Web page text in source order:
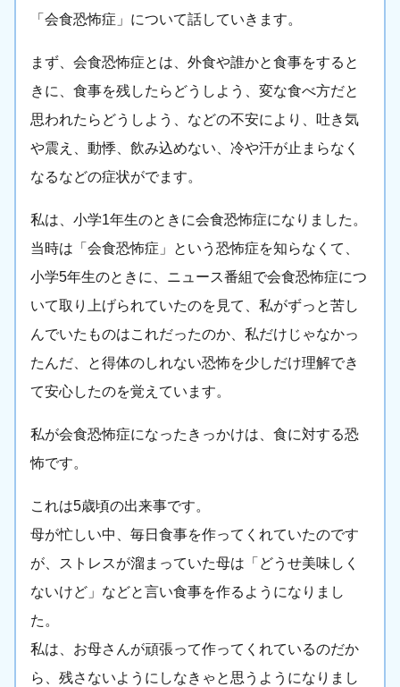
「会食恐怖症」について話していきます。
まず、会食恐怖症とは、外食や誰かと食事をすると
きに、食事を残したらどうしよう、変な食べ方だと
思われたらどうしよう、などの不安により、吐き気
や震え、動悸、飲み込めない、冷や汗が止まらなく
なるなどの症状がでます。
私は、小学1年生のときに会食恐怖症になりました。
当時は「会食恐怖症」という恐怖症を知らなくて、
小学5年生のときに、ニュース番組で会食恐怖症につ
いて取り上げられていたのを見て、私がずっと苦し
んでいたものはこれだったのか、私だけじゃなかっ
たんだ、と得体のしれない恐怖を少しだけ理解でき
て安心したのを覚えています。
私が会食恐怖症になったきっかけは、食に対する恐
怖です。
これは5歳頃の出来事です。
母が忙しい中、毎日食事を作ってくれていたのです
が、ストレスが溜まっていた母は「どうせ美味しく
ないけど」などと言い食事を作るようになりまし
た。
私は、お母さんが頑張って作ってくれているのだか
ら、残さないようにしなきゃと思うようになりまし